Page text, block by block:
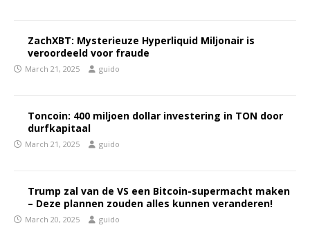
ZachXBT: Mysterieuze Hyperliquid Miljonair is
veroordeeld voor fraude
March 21, 2025 guido
Toncoin: 400 miljoen dollar investering in TON door
durfkapitaal
March 21, 2025 guido
Trump zal van de VS een Bitcoin-supermacht maken
– Deze plannen zouden alles kunnen veranderen!
March 20, 2025 guido